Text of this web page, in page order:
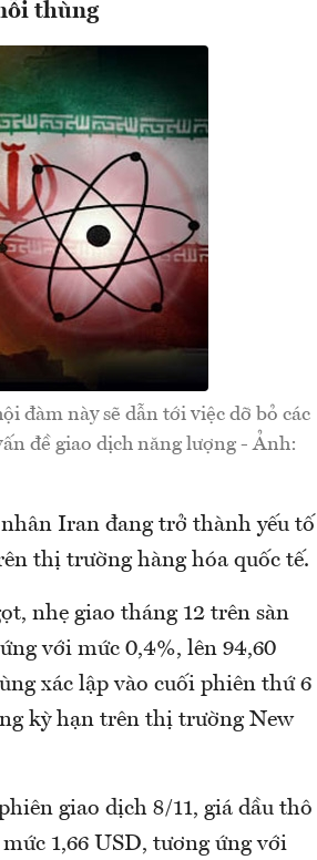
thùng
đàm này sẽ dẫn tới việc dỡ bỏ các
đề giao dịch năng lượng - Ảnh:
Iran đang trở thành yếu tố
thị trường hàng hóa quốc tế.
nhẹ giao tháng 12 trên sàn
với mức 0,4%, lên 94,60
xác lập vào cuối phiên thứ 6
kỳ hạn trên thị trường New
giao dịch 8/11, giá dầu thô
1,66 USD, tương ứng với